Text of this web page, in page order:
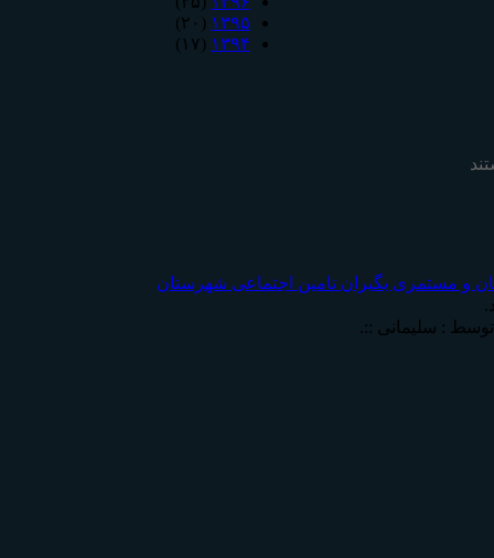
۱۳۹۵ (۲۰)
۱۳۹۴ (۱۷)
و مستمری بگیران تامين اجتماعی شهرستان